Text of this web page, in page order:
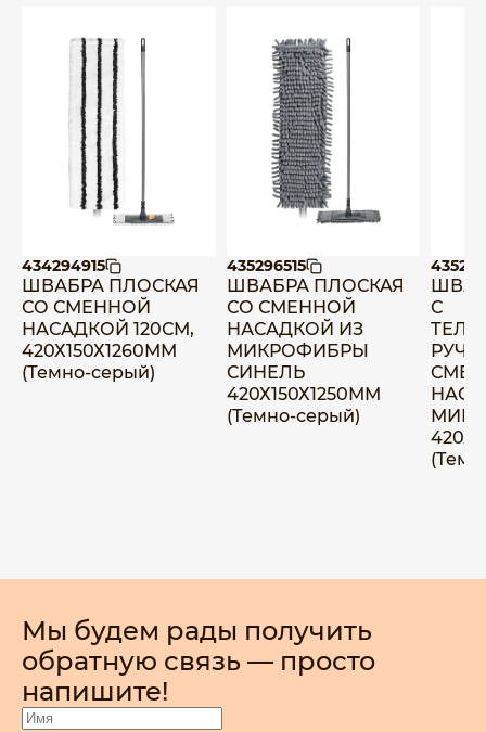
434294915
ШВАБРА ПЛОСКАЯ
СО СМЕННОЙ
НАСАДКОЙ 120СМ,
420Х150Х1260ММ
(Темно-серый)
435296515
ШВАБРА ПЛОСКАЯ
СО СМЕННОЙ
НАСАДКОЙ ИЗ
МИКРОФИБРЫ
СИНЕЛЬ
420Х150Х1250ММ
(Темно-серый)
С
Мы будем рады получить
обратную связь — просто
напишите!